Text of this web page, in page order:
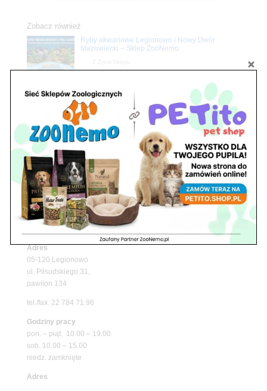
Zobacz również
Ryby akwariowe Legionowo i Nowy Dwór
Mazowiecki – Sklep ZooNemo
Z Życia Sklepu
Stwórz podwodne arcydzieło: Najpiękniejsze
rośliny akwariowe w ZooNemo – Legionowo i
Nowy Dwór Mazowiecki
Upały wracają! Zadbaj o komfort swojego pupila
z matami chłodzącymi ZooNemo
Z Życia Sklepu
Petito Pet Shop – Internetowy Sklep Zoologiczny
Online! Wszystko Dla Twojego Pupila | ZooNemo
Znajdź nas
Adres
05-120 Legionowo
ul. Piłsudskiego 31,
pawilon 134
tel./fax. 22 784 71 96
Godziny pracy
pon. – piąt. 10.00 – 19.00
sob. 10.00 – 15.00
niedz. zamknięte
Adres